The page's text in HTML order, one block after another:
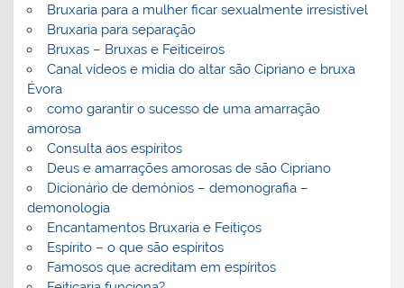
Bruxaria para a mulher ficar sexualmente irresistível
Bruxaria para separação
Bruxas – Bruxas e Feiticeiros
Canal vídeos e midia do altar são Cipriano e bruxa
Évora
como garantir o sucesso de uma amarração
amorosa
Consulta aos espíritos
Deus e amarrações amorosas de são Cipriano
Dicionário de demónios – demonografia –
demonologia
Encantamentos Bruxaria e Feitiços
Espírito – o que são espíritos
Famosos que acreditam em espíritos